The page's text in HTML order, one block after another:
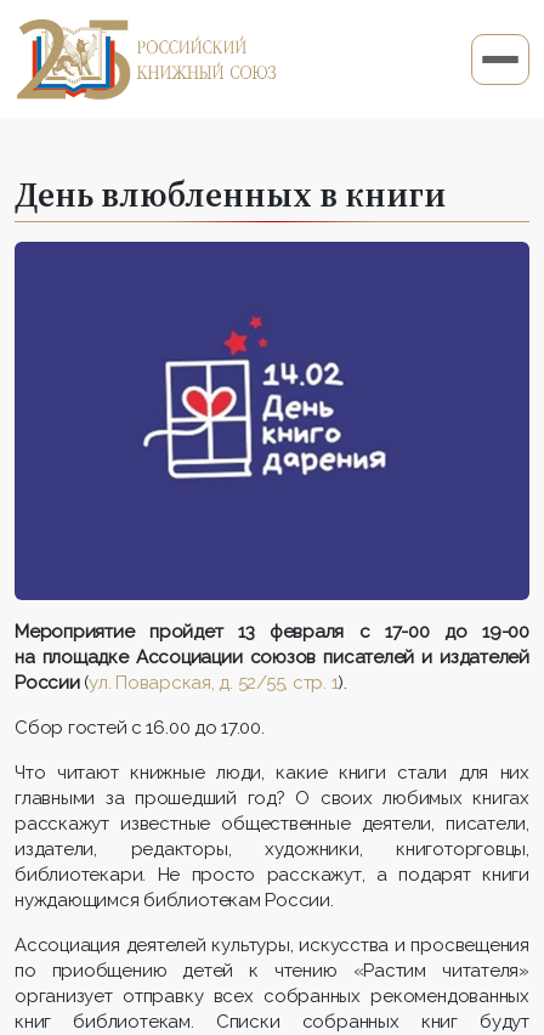
День влюбленных в книги
Мероприятие пройдет 13 февраля с 17-00 до 19-00
на площадке Ассоциации союзов писателей и издателей
России (ул. Поварская, д. 52/55, стр. 1).
Сбор гостей с 16.00 до 17.00.
Что читают книжные люди, какие книги стали для них
главными за прошедший год? О своих любимых книгах
расскажут известные общественные деятели, писатели,
издатели, редакторы, художники, книготорговцы,
библиотекари. Не просто расскажут, а подарят книги
нуждающимся библиотекам России.
Ассоциация деятелей культуры, искусства и просвещения
по приобщению детей к чтению «Растим читателя»
организует отправку всех собранных рекомендованных
книг библиотекам. Списки собранных книг будут